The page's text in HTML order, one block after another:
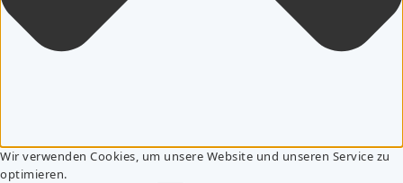
Wir verwenden Cookies, um unsere Website und unseren Service zu
optimieren.